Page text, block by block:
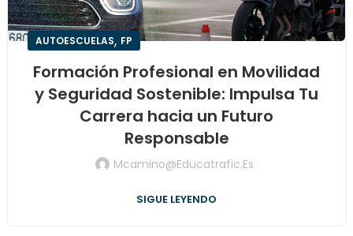
AUTOESCUELAS, FP
Formación Profesional en Movilidad
y Seguridad Sostenible: Impulsa Tu
Carrera hacia un Futuro
Responsable
Mcamino@educatrafic.es
SIGUE LEYENDO